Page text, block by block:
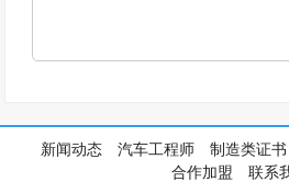
新闻动态 汽车工程师 制造类证书
合作加盟
联系